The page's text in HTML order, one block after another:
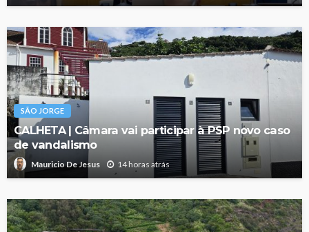
SÃO JORGE
CALHETA | Câmara vai participar à PSP novo caso
de vandalismo
Mauricio De Jesus 14 horas atrás